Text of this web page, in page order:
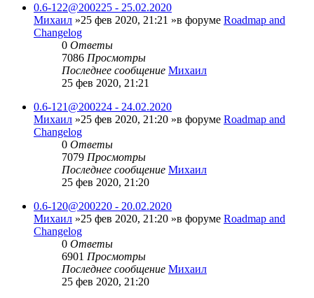
0.6-122@200225 - 25.02.2020
Михаил »25 фев 2020, 21:21 »в форуме Roadmap and
Changelog
0 Ответы
7086 Просмотры
Последнее сообщение Михаил
25 фев 2020, 21:21
0.6-121@200224 - 24.02.2020
Михаил »25 фев 2020, 21:20 »в форуме Roadmap and
Changelog
0 Ответы
7079 Просмотры
Последнее сообщение Михаил
25 фев 2020, 21:20
0.6-120@200220 - 20.02.2020
Михаил »25 фев 2020, 21:20 »в форуме Roadmap and
Changelog
0 Ответы
6901 Просмотры
Последнее сообщение Михаил
25 фев 2020, 21:20